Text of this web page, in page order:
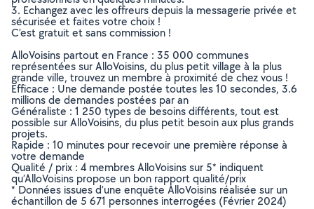
3. Echangez avec les offreurs depuis la messagerie privée et
sécurisée et faites votre choix !
C’est gratuit et sans commission !
AlloVoisins partout en France : 35 000 communes
représentées sur AlloVoisins, du plus petit village à la plus
grande ville, trouvez un membre à proximité de chez vous !
Efficace : Une demande postée toutes les 10 secondes, 3.6
millions de demandes postées par an
Généraliste : 1 250 types de besoins différents, tout est
possible sur AlloVoisins, du plus petit besoin aux plus grands
projets.
Rapide : 10 minutes pour recevoir une première réponse à
votre demande
Qualité / prix : 4 membres AlloVoisins sur 5* indiquent
qu’AlloVoisins propose un bon rapport qualité/prix
* Données issues d’une enquête AlloVoisins réalisée sur un
échantillon de 5 671 personnes interrogées (Février 2024)